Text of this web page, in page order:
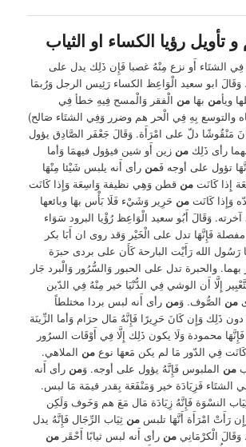
تأويل رؤيا الكساء او الثياب
الشتَاء أَو نزع مِنْهُ غصبا فَإِن ذَلِك يدل على
ابو سعيد الْوَاعِظ الكساء رَئِيس الرجل وَرُبمَا
ويأمن بهَامن الْفقر وَالْمسح فِيهِ خطأ فِي
والتوسع بِهِ فِي الْحر هم وضرر وَفِي الشتَاء صَالح)
مَنْقُوشًا دلّ على امْرَأَة. وَقَالَ جَعْفَر الصَّادِق يؤول
رأى ذَلِكمن زين أَو شين فيؤول فيهمَا وَأما
تؤول على أوجه فَمن رأى أَنه يلبس شَيْئا مِنْهَا
إِذا كَانَتمن قطن وَهِي نظيفة وَاسِعَة وَإِذا كَانَت
وَإِذا كَانَتمن حَرِير وَشَيْء فَلَا بَأْس بهَا وبائعها
آخرته. وَقَالَ أَبُو سعيد الْوَاعِظ رُؤْيا البرود سَوَاء
فَإِنَّهَا تدل على الْخَيْر وَقد روى ان أَبَا بكر
رَسُول الله رَأَيْت البارحة كَأَن على بردى حبرَة
والحبرة تدل على الحبور وَالسُّرُور وَالْبرد جَار
إِلَّا أَن الوشي فِي الدُّنْيَا خير مِنْهُ فِي الدّين
من الصُّوف. وَمن رأى أَنه لبس بردا مختلطاً
ذَلِك وَإِن كَانَ حَرِيرًا فَإِنَّهُ مَال حرَام وَأما الزِّينَة
محمودة وَلَا يكون ذَلِك إِلَّا فِي أَوْقَات السرُور
كَانَت فِي الدّور مَا لم يكن مَعهَا نوعمن الملاهي.
من الملبوس فَإِنَّهُ يؤول على أوجه. وَمن رأى أَنه
الشتَاء فَزِيَادَة خير وَمَنْفَعَة بِقدر قيمَة مَا لبس.
النسْوَة فَإِنَّهُ زِيَادَة مَال مَعَ هم وَخَوف وَلَكِن
رَأَتْ امْرَأَة أَنَّهَا تلبسمن ثِيَاب الرِّجَال فَإِنَّهُ يدل
وَقَالَ الْكرْمَانِيمن رأى أَنه لبس ثيابًا أَحْقَرمن